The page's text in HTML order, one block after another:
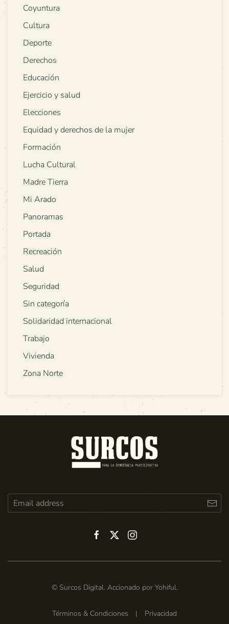
Coyuntura
Cultura
Deporte
Derechos
Educación
Ejercicio y salud
Elecciones
Equidad y derechos de la mujer
Formación
Lucha Cultural
Madre Tierra
Mi Arado
Panoramas
Portada
Recreación
Salud
Seguridad
Sin categoría
Solidaridad internacional
Trabajo
Vivienda
Zona Norte
© Surcos Digital. Accionado por Yohiful.
Términos & Condiciones | Privacidad